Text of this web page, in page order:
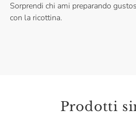
Sorprendi chi ami preparando
con la ricottina.
Prodotti